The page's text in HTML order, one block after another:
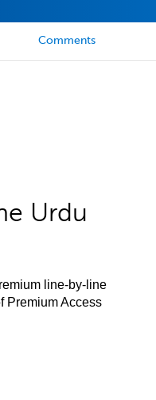
Comments
Urdu
line-by-line
Premium Access